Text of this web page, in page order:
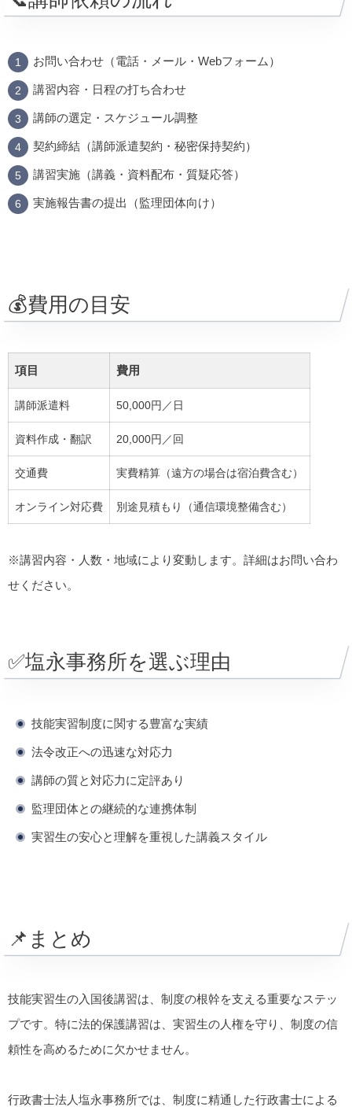
お問い合わせ（電話・メール・Webフォーム）
講習内容・日程の打ち合わせ
講師の選定・スケジュール調整
契約締結（講師派遣契約・秘密保持契約）
講習実施（講義・資料配布・質疑応答）
実施報告書の提出（監理団体向け）
💰費用の目安
項目 費用
講師派遣料 50,000円／日
資料作成・翻訳 20,000円／回
交通費 実費精算（遠方の場合は宿泊費含む）
オンライン対応費 別途見積もり（通信環境整備含む）
※講習内容・人数・地域により変動します。詳細はお問い合わ
せください。
✅塩永事務所を選ぶ理由
技能実習制度に関する豊富な実績
法令改正への迅速な対応力
講師の質と対応力に定評あり
監理団体との継続的な連携体制
実習生の安心と理解を重視した講義スタイル
📌まとめ
技能実習生の入国後講習は、制度の根幹を支える重要なステッ
プです。特に法的保護講習は、実習生の人権を守り、制度の信
頼性を高めるために欠かせません。
行政書士法人塩永事務所では、制度に精通した行政書士による